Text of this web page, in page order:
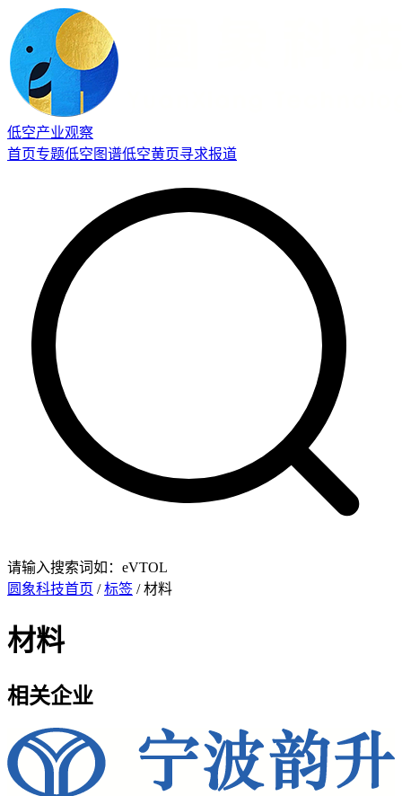
低空产业观察
首页专题低空图谱低空黄页寻求报道
请输入搜索词如：eVTOL
圆象科技首页 /标签 / 材料
材料
相关企业